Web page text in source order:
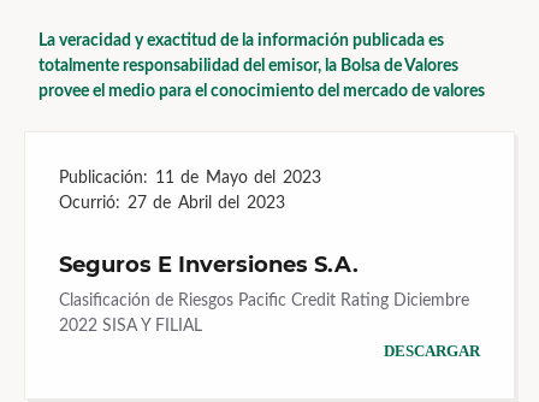
La veracidad y exactitud de la información publicada es
totalmente responsabilidad del emisor, la Bolsa de Valores
provee el medio para el conocimiento del mercado de valores
Publicación: 11 de Mayo del 2023
Ocurrió: 27 de Abril del 2023
Seguros E Inversiones S.A.
Clasificación de Riesgos Pacific Credit Rating Diciembre
2022 SISA Y FILIAL
DESCARGAR